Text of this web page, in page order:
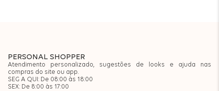
PERSONAL SHOPPER
Atendimento personalizado, sugestões de looks e ajuda nas
compras do site ou app.
SEG A QUI: De 08:00 às 18:00
SEX: De 8:00 às 17:00